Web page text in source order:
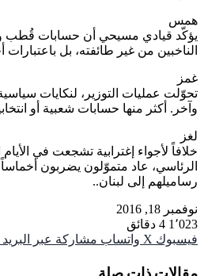
همس
يؤكّد قيادي مسيحي أن حسابات قُطب
الناخبين من غير طائفته، بل
غمز
تحوّلت عمليات التوزير، لنكايات
وآخر. أكثر منها حسابات شعبية أو
لغز
خلافاً لأجواء إغترابية تشجعت في
الرئاسي، عاد متموّلون يضربون
رساميلهم إلى لبنان..
نوفمبر 18, 2016
1٬023 4 دقائق
فيسبوك ‫X واتساب مشاركة عبر البريد